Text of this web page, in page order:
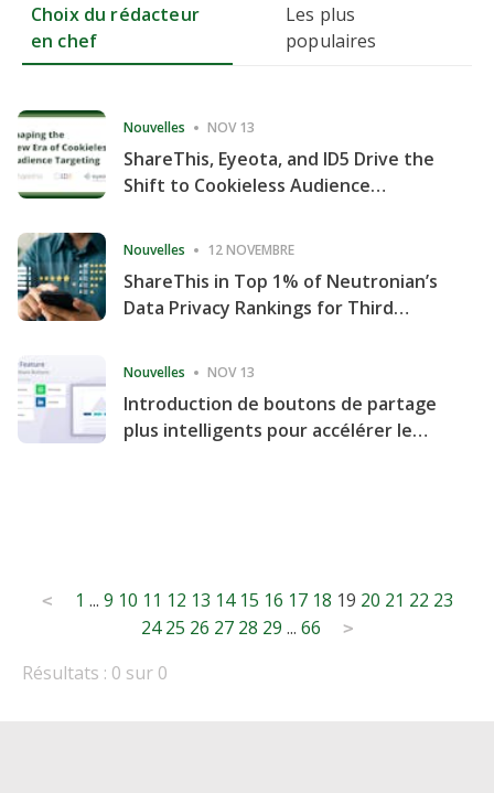
Choix du rédacteur
en chef
Les plus
populaires
Nouvelles NOV 13
ShareThis, Eyeota, and ID5 Drive the
Shift to Cookieless Audience
Nouvelles 12 NOVEMBRE
ShareThis in Top 1% of Neutronian’s
Data Privacy Rankings for Third
Nouvelles NOV 13
Introduction de boutons de partage
plus intelligents pour accélérer le
Posts
pagination
< 1 ... 9 10 11 12 13 14 15 16 17 18 19 20 21 22 23
24 25 26 27 28 29 ... 66 >
Résultats : 0 sur 0